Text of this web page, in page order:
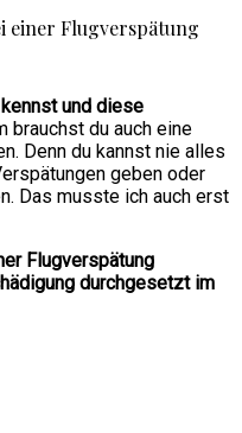
und diese
brauchst du auch eine
Denn du kannst nie alles
geben oder
Das musste ich auch erst
Flugverspätung
durchgesetzt im